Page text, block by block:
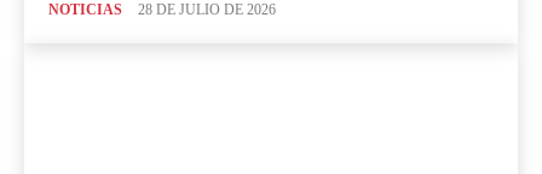
NOTICIAS 28 DE JULIO DE 2026